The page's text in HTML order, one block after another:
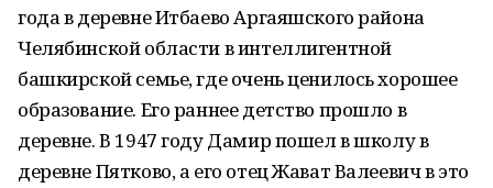
года в деревне Итбаево Аргаяшского района
Челябинской области в интеллигентной
башкирской семье, где очень ценилось хорошее
образование. Его раннее детство прошло в
деревне. В 1947 году Дамир пошел в школу в
деревне Пятково, а его отец Жават Валеевич в это